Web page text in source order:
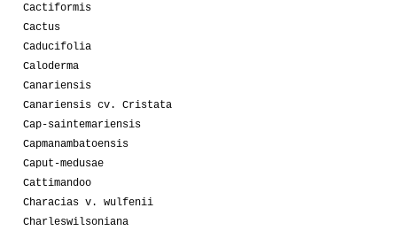
Cactiformis
Cactus
Caducifolia
Caloderma
Canariensis
Canariensis cv. Cristata
Cap-saintemariensis
Capmanambatoensis
Caput-medusae
Cattimandoo
Characias v. wulfenii
Charleswilsoniana